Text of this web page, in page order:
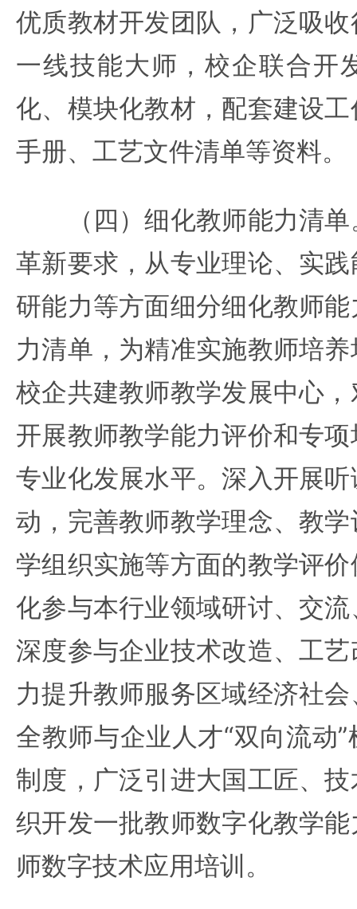
优质教材开发团队，广泛吸
一线技能大师，校企联合开
化、模块化教材，配套建设
手册、工艺文件清单等资料。
（四）细化教师能力清单
革新要求，从专业理论、实
研能力等方面细分细化教师
力清单，为精准实施教师培
校企共建教师教学发展中心
开展教师教学能力评价和专
专业化发展水平。深入开展
动，完善教师教学理念、教
学组织实施等方面的教学评
化参与本行业领域研讨、交
深度参与企业技术改造、工
力提升教师服务区域经济社
全教师与企业人才“双向流动
制度，广泛引进大国工匠、
织开发一批教师数字化教学
师数字技术应用培训。